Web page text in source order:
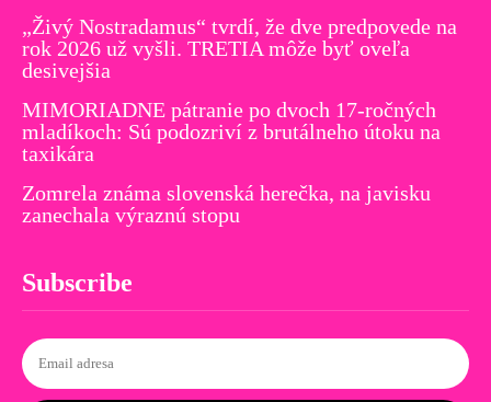
„Živý Nostradamus“ tvrdí, že dve predpovede na
rok 2026 už vyšli. TRETIA môže byť oveľa
desivejšia
MIMORIADNE pátranie po dvoch 17-ročných
mladíkoch: Sú podozriví z brutálneho útoku na
taxikára
Zomrela známa slovenská herečka, na javisku
zanechala výraznú stopu
Subscribe